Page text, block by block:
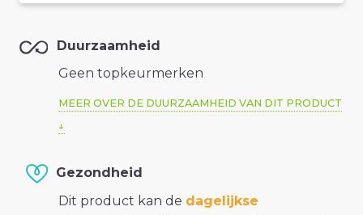
Duurzaamheid
Geen topkeurmerken
MEER OVER DE DUURZAAMHEID VAN DIT PRODUCT
Gezondheid
Dit product kan de dagelijkse